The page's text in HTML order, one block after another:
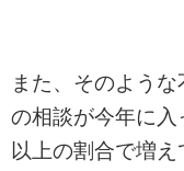
また、そのよう
の相談が今年に
以上の割合で増